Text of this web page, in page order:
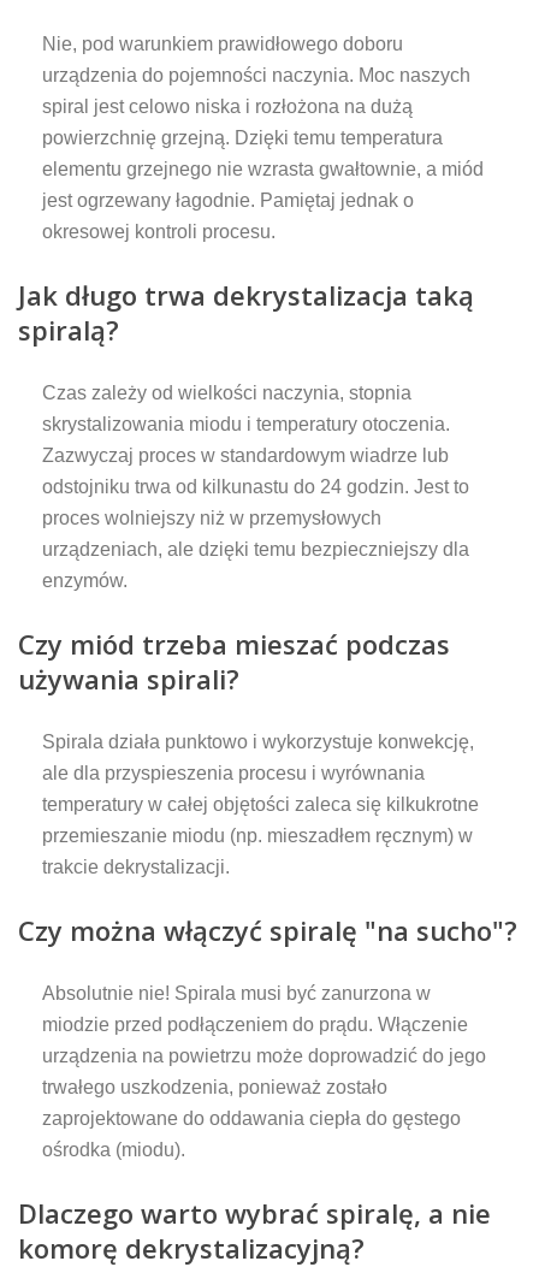
Nie, pod warunkiem prawidłowego doboru
urządzenia do pojemności naczynia. Moc naszych
spiral jest celowo niska i rozłożona na dużą
powierzchnię grzejną. Dzięki temu temperatura
elementu grzejnego nie wzrasta gwałtownie, a miód
jest ogrzewany łagodnie. Pamiętaj jednak o
okresowej kontroli procesu.
Jak długo trwa dekrystalizacja taką
spiralą?
Czas zależy od wielkości naczynia, stopnia
skrystalizowania miodu i temperatury otoczenia.
Zazwyczaj proces w standardowym wiadrze lub
odstojniku trwa od kilkunastu do 24 godzin. Jest to
proces wolniejszy niż w przemysłowych
urządzeniach, ale dzięki temu bezpieczniejszy dla
enzymów.
Czy miód trzeba mieszać podczas
używania spirali?
Spirala działa punktowo i wykorzystuje konwekcję,
ale dla przyspieszenia procesu i wyrównania
temperatury w całej objętości zaleca się kilkukrotne
przemieszanie miodu (np. mieszadłem ręcznym) w
trakcie dekrystalizacji.
Czy można włączyć spiralę "na sucho"?
Absolutnie nie! Spirala musi być zanurzona w
miodzie przed podłączeniem do prądu. Włączenie
urządzenia na powietrzu może doprowadzić do jego
trwałego uszkodzenia, ponieważ zostało
zaprojektowane do oddawania ciepła do gęstego
ośrodka (miodu).
Dlaczego warto wybrać spiralę, a nie
komorę dekrystalizacyjną?